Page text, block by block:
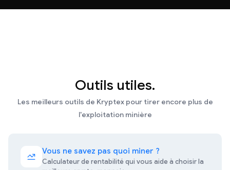
Outils utiles.
Les meilleurs outils de Kryptex pour tirer encore plus de
l'exploitation minière
Vous ne savez pas quoi miner ?
Calculateur de rentabilité qui vous aide à choisir la